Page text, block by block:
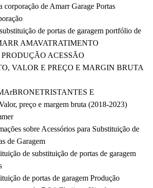
corporação de Amarr Garage Portas
de portas de garagem portfólio de
AMAVATRATIMENTO
ACESSÃO
VALOR E PREÇO E MARGIN BRUTA
E
preço e margem bruta (2018-2023)
sobre Acessórios para Substituição de
de Garagem
de substituição de portas de garagem
de portas de garagem Produção